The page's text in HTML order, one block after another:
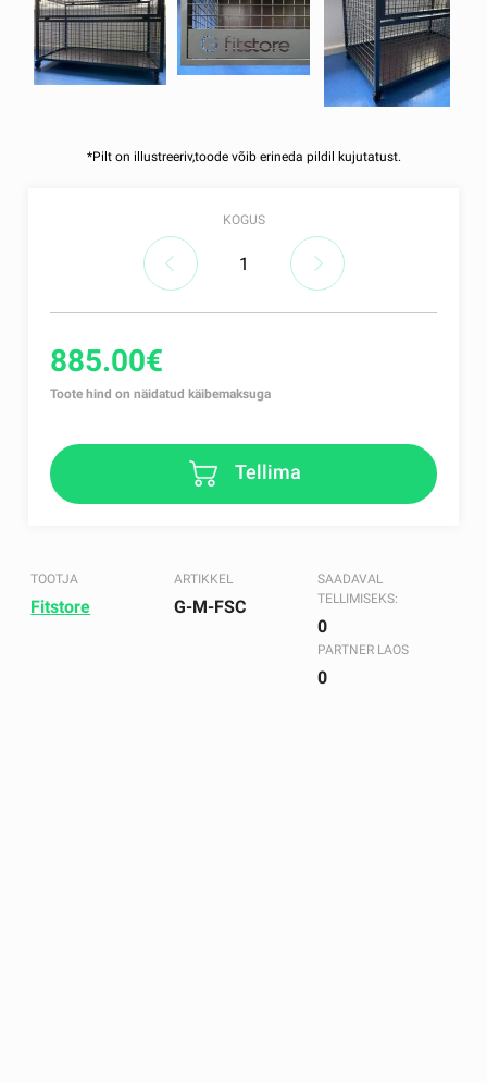
*Pilt on illustreeriv,toode võib erineda pildil kujutatust.
KOGUS
885.00€
Toote hind on näidatud käibemaksuga
Tellima
TOOTJA
Fitstore
ARTIKKEL
G-M-FSC
SAADAVAL
TELLIMISEKS:
0
PARTNER LAOS
0